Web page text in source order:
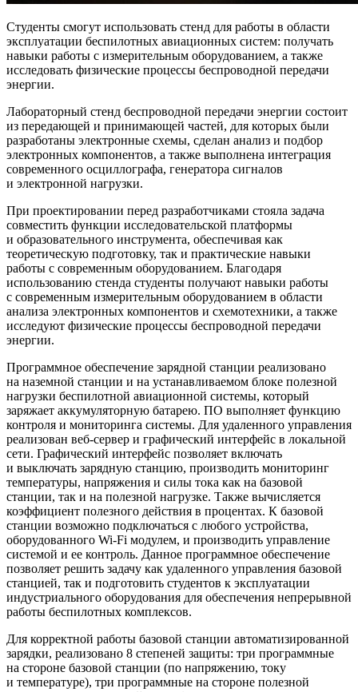
Студенты смогут использовать стенд для работы в области
эксплуатации беспилотных авиационных систем: получать
навыки работы с измерительным оборудованием, а также
исследовать физические процессы беспроводной передачи
энергии.
Лабораторный стенд беспроводной передачи энергии состоит
из передающей и принимающей частей, для которых были
разработаны электронные схемы, сделан анализ и подбор
электронных компонентов, а также выполнена интеграция
современного осциллографа, генератора сигналов
и электронной нагрузки.
При проектировании перед разработчиками стояла задача
совместить функции исследовательской платформы
и образовательного инструмента, обеспечивая как
теоретическую подготовку, так и практические навыки
работы с современным оборудованием. Благодаря
использованию стенда студенты получают навыки работы
с современным измерительным оборудованием в области
анализа электронных компонентов и схемотехники, а также
исследуют физические процессы беспроводной передачи
энергии.
Программное обеспечение зарядной станции реализовано
на наземной станции и на устанавливаемом блоке полезной
нагрузки беспилотной авиационной системы, который
заряжает аккумуляторную батарею. ПО выполняет функцию
контроля и мониторинга системы. Для удаленного управления
реализован веб-сервер и графический интерфейс в локальной
сети. Графический интерфейс позволяет включать
и выключать зарядную станцию, производить мониторинг
температуры, напряжения и силы тока как на базовой
станции, так и на полезной нагрузке. Также вычисляется
коэффициент полезного действия в процентах. К базовой
станции возможно подключаться с любого устройства,
оборудованного Wi-Fi модулем, и производить управление
системой и ее контроль. Данное программное обеспечение
позволяет решить задачу как удаленного управления базовой
станцией, так и подготовить студентов к эксплуатации
индустриального оборудования для обеспечения непрерывной
работы беспилотных комплексов.
Для корректной работы базовой станции автоматизированной
зарядки, реализовано 8 степеней защиты: три программные
на стороне базовой станции (по напряжению, току
и температуре), три программные на стороне полезной